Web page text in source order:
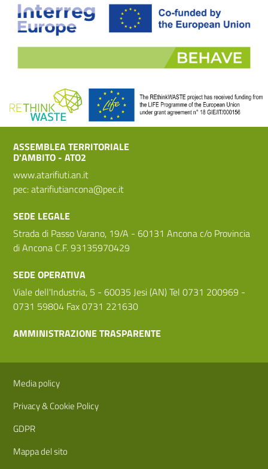
ASSEMBLEA TERRITORIALE
D'AMBITO - ATO2
www.atarifiuti.an.it
pec:atarifiutiancona@pec.it
SEDE LEGALE
Strada di Passo Varano, 19/A - 60131 Ancona c/o Provincia
di Ancona C.F. 93135970429
SEDE OPERATIVA
Viale dell'Industria, 5 - 60035 Jesi (AN) Tel 0731 200969 -
0731 59804 Fax 0731 221630
AMMINISTRAZIONE TRASPARENTE
Sezione Link Utili
Media policy
Privacy & Cookie Policy
GDPR
Mappa del sito